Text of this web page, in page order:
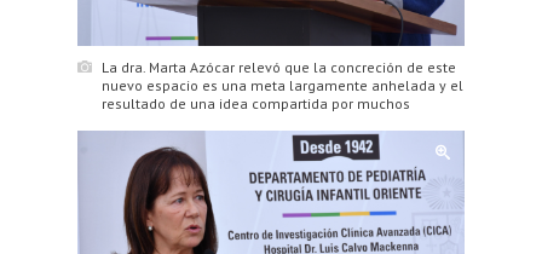
La dra. Marta Azócar relevó que la concreción de este
nuevo espacio es una meta largamente anhelada y el
resultado de una idea compartida por muchos